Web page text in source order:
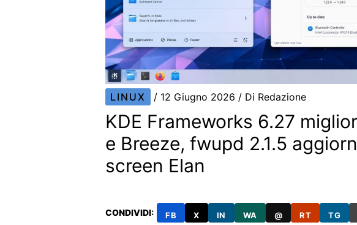
LINUX / 12 Giugno 2026 / Di Redazione
KDE Frameworks 6.27
e Breeze, fwupd 2.1.5
screen Elan
CONDIVIDI: FB X IN WA @ RT TG